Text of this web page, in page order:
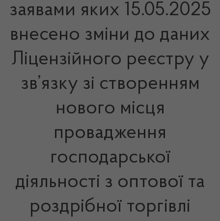
заявами яких 15.05.2025
внесено зміни до даних
Ліцензійного реєстру у
зв’язку зі створенням
нового місця
провадження
господарської
діяльності з оптової та
роздрібної торгівлі